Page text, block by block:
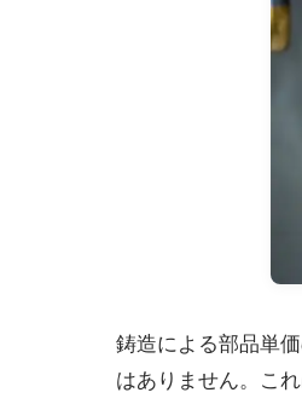
鋳造による部品単
はありません。こ